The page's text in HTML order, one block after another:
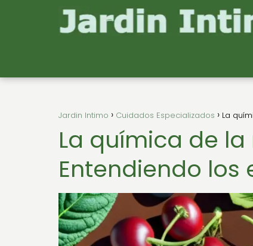
Jardin Intimo Cuidados Especializados La
La química de
Entendiendo los